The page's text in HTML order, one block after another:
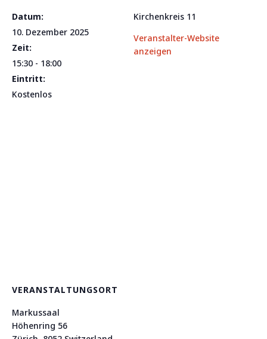
Datum:
10. Dezember 2025
Zeit:
15:30 - 18:00
Eintritt:
Kostenlos
Kirchenkreis 11
Veranstalter-Website
anzeigen
VERANSTALTUNGSORT
Markussaal
Höhenring 56